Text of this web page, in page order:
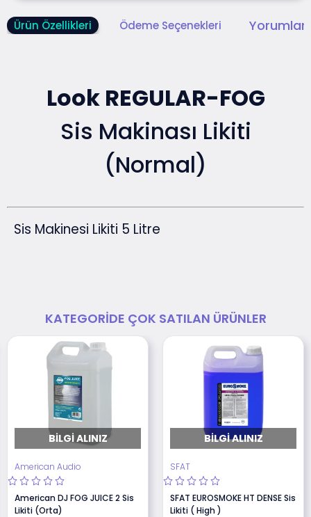
Ürün Özellikleri Ödeme Seçenekleri
Look REGULAR-FOG
Sis Makinası Likiti
(Normal)
Sis Makinesi Likiti 5 Litre
KATEGORIDE ÇOK SATILAN ÜRÜNLER
BILGI ALINIZ
American Audio
American DJ FOG JUICE 2 Sis
Likiti (Orta)
BILGI ALINIZ
SFAT
SFAT EUROSMOKE HT DENSE Sis
Likiti ( High )